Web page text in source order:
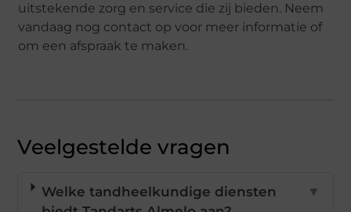
uitstekende zorg en service die zij bieden. Neem
vandaag nog contact op voor meer informatie of
om een afspraak te maken.
Veelgestelde vragen
Welke tandheelkundige diensten
▼